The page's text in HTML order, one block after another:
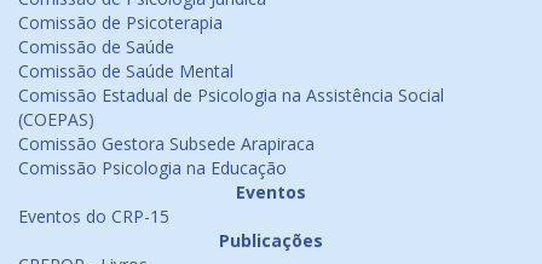
Comissão de Psicoterapia
Comissão de Saúde
Comissão de Saúde Mental
Comissão Estadual de Psicologia na Assistência Social
(COEPAS)
Comissão Gestora Subsede Arapiraca
Comissão Psicologia na Educação
Eventos
Eventos do CRP-15
Publicações